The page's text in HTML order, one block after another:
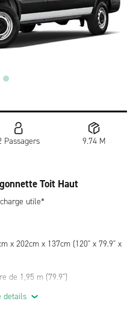
Passagers 9.74 M
Toit Haut
utile*
x 202cm x 137cm (120" x 79.9" x
de 1,95 m (79.9")
details